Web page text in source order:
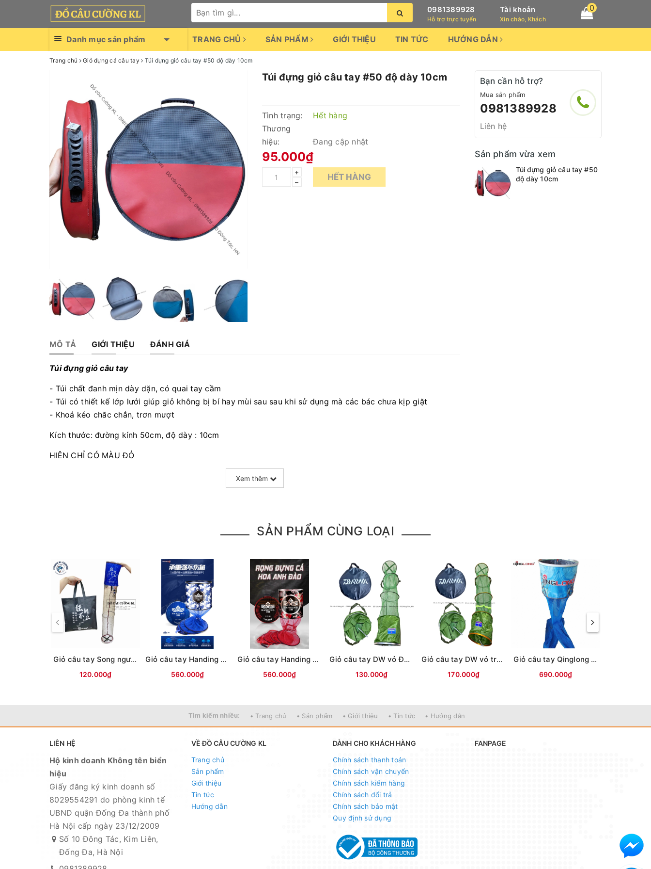
0981389928
Hỗ trợ trực tuyến
Tài khoản
Xin chào, Khách
0
Danh mục sản phẩm TRANG CHỦ SẢN PHẨM GIỚI THIỆU TIN TỨC HƯỚNG DẪN
Trang chủ Giỏ đựng cá câu tay Túi đựng giỏ câu tay #50 độ dày 10cm
Túi đựng giỏ câu tay #50 độ dày 10cm
Tình trạng:
Hết hàng
Thương
hiệu:
Đang cập nhật
95.000₫
+
–
HẾT HÀNG
MÔ TẢ GIỚI THIỆU ĐÁNH GIÁ
Túi đựng giỏ câu tay
- Túi chất đanh mịn dày dặn, có quai tay cầm
- Túi có thiết kế lớp lưới giúp giỏ không bị bí hay mùi sau sau khi sử dụng mà các bác chưa kịp giặt
- Khoá kéo chăc chắn, trơn mượt
Kích thước: đường kính 50cm, độ dày : 10cm
HIỆN CHỈ CÓ MÀU ĐỎ
Xem thêm
Bạn cần hỗ trợ?
Mua sản phẩm
0981389928
Liên hệ
Sản phẩm vừa xem
Túi đựng giỏ câu tay #50
độ dày 10cm
SẢN PHẨM CÙNG LOẠI
Giỏ câu tay Song ngư Xanh(Lưới,túi xách-ĐEN)
120.000₫
Giỏ câu tay Handing Camo Xanh - 45cm x 3m
560.000₫
Giỏ câu tay Handing Hoa Anh Đào Đỏ - 45cm x 3m
560.000₫
Giỏ câu tay DW vỏ Đen #33-1m7
130.000₫
Giỏ câu tay DW vỏ tròn đen vành vàng #33-1m7
170.000₫
Giỏ câu tay Qinglong dù bện 68 sợi mầu xanh
690.000₫
Tìm kiếm nhiều: • Trang chủ • Sản phẩm • Giới thiệu • Tin tức • Hướng dẫn
LIÊN HỆ
Hộ kinh doanh Không tên biển
hiệu
Giấy đăng ký kinh doanh số
8029554291 do phòng kinh tế
UBND quận Đống Đa thành phố
Hà Nội cấp ngày 23/12/2009
Số 10 Đông Tác, Kim Liên,
Đống Đa, Hà Nội
VỀ ĐỒ CÂU CƯỜNG KL
Trang chủ
Sản phẩm
Giới thiệu
Tin tức
Hướng dẫn
DÀNH CHO KHÁCH HÀNG
Chính sách thanh toán
Chính sách vận chuyển
Chính sách kiểm hàng
Chính sách đổi trả
Chính sách bảo mật
Quy định sử dụng
FANPAGE